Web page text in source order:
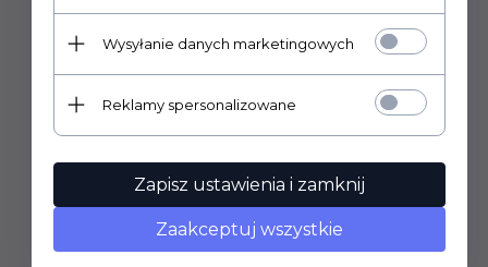
Wysyłanie danych marketingowych
Reklamy spersonalizowane
Zapisz ustawienia i zamknij
Zaakceptuj wszystkie